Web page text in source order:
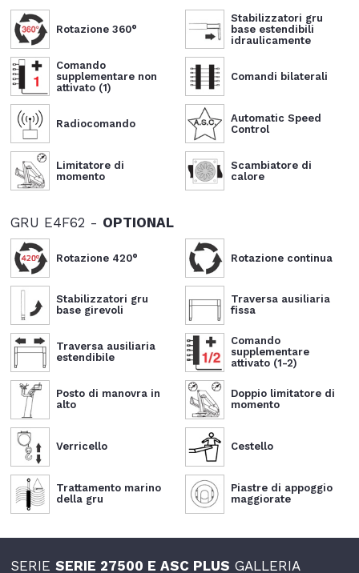
Rotazione 360°
Stabilizzatori gru
base estendibili
idraulicamente
Comando
supplementare non
attivato (1)
Comandi bilaterali
Radiocomando
Automatic Speed
Control
Limitatore di
momento
Scambiatore di
calore
GRU E4F62 - OPTIONAL
Rotazione 420° Rotazione continua
Stabilizzatori gru
base girevoli
Traversa ausiliaria
fissa
Traversa ausiliaria
estendibile
Comando
supplementare
attivato (1-2)
Posto di manovra in
alto
Doppio limitatore di
momento
Verricello Cestello
Trattamento marino
della gru
Piastre di appoggio
maggiorate
SERIESERIE 27500 E ASC PLUS GALLERIA